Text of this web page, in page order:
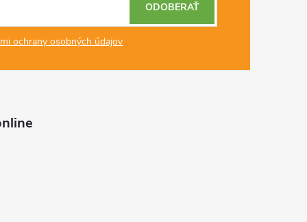
ochrany osobných údajov
ODOBERAŤ